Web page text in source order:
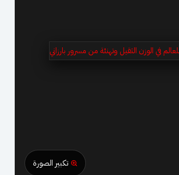
تكبير الصورة